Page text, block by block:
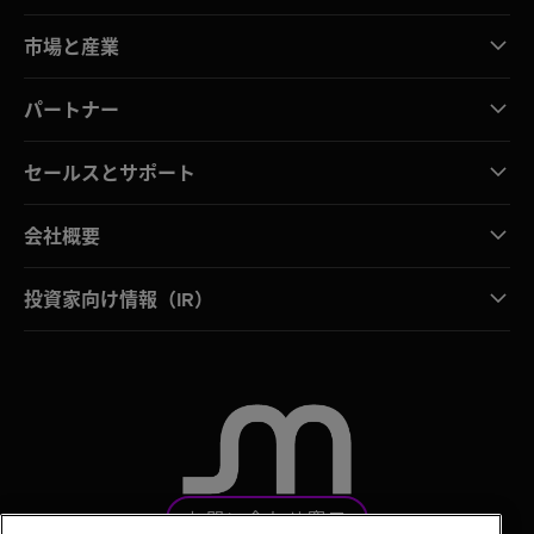
市場と産業
パートナー
セールスとサポート
会社概要
投資家向け情報（IR）
お問い合わせ窓口